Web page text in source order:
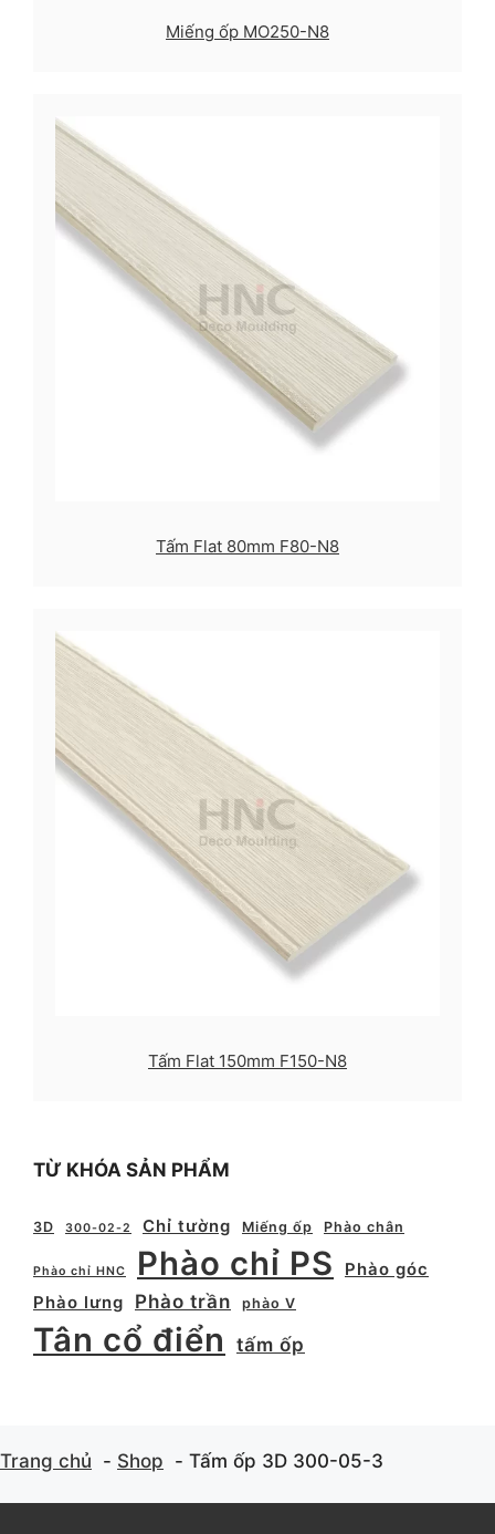
Miếng ốp MO250-N8
Tấm Flat 80mm F80-N8
Tấm Flat 150mm F150-N8
TỪ KHÓA SẢN PHẨM
3D 300-02-2 Chỉ tường Miếng ốp Phào chân
Phào chỉ HNC Phào chỉ PS
Phào góc
Phào lưng
Phào trần phào V
Tân cổ điển tấm ốp
Trang chủ Shop Tấm ốp 3D 300-05-3